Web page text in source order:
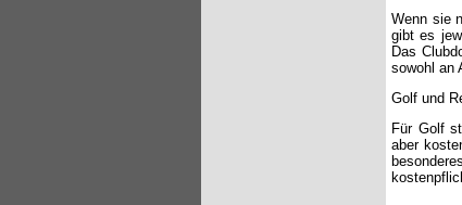
Wenn sie
gibt es
Das
sowohl an
Golf und
Für Golf
aber